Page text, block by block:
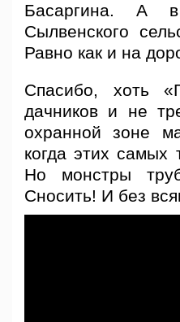
Басаргина. А
Сылвенского
Равно как и на
Спасибо, хоть
дачников и не
охранной зоне
когда этих
Но монстры
Сносить! И без